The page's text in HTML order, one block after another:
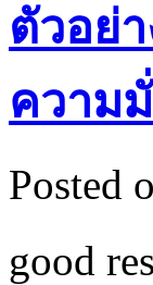
ตัวอย่า
ความ
Posted
good